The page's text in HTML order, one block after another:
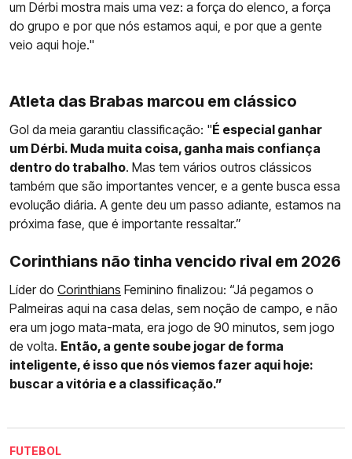
um Dérbi mostra mais uma vez: a força do elenco, a força
do grupo e por que nós estamos aqui, e por que a gente
veio aqui hoje."
Atleta das Brabas marcou em clássico
Gol da meia garantiu classificação: "É especial ganhar
um Dérbi. Muda muita coisa, ganha mais confiança
dentro do trabalho. Mas tem vários outros clássicos
também que são importantes vencer, e a gente busca essa
evolução diária. A gente deu um passo adiante, estamos na
próxima fase, que é importante ressaltar.”
Corinthians não tinha vencido rival em 2026
Líder do Corinthians Feminino finalizou: “Já pegamos o
Palmeiras aqui na casa delas, sem noção de campo, e não
era um jogo mata-mata, era jogo de 90 minutos, sem jogo
de volta. Então, a gente soube jogar de forma
inteligente, é isso que nós viemos fazer aqui hoje:
buscar a vitória e a classificação.”
FUTEBOL